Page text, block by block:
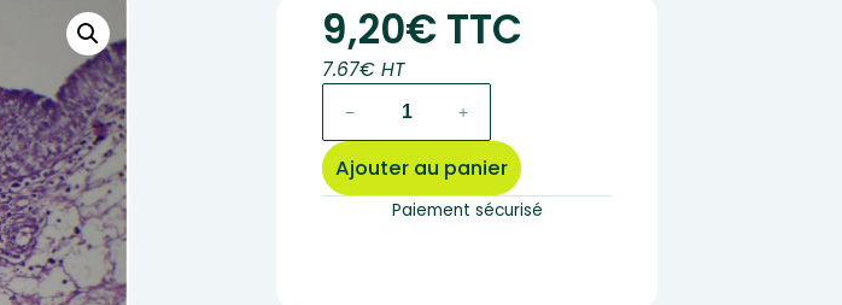
9,20€ TTC
7.67€ HT
790E
–
Préparation
− +
Ajouter au panier
Paiement sécurisé